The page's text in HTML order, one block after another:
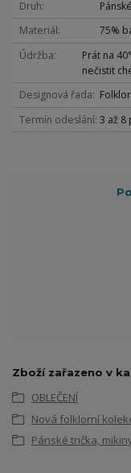
Druh
Pánské
Materiál
75%
Údržba
Prát na
nečistit
Designová řada
Folklor
Termín odeslání 3 až 8
Zboží zařazeno v
OBLEČENÍ
Nová folklorní
Pánské trička,